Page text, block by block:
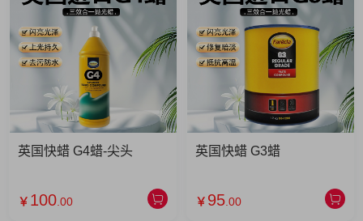
英国快蜡 G4蜡-尖头
￥ 100 .00
英国快蜡 G3蜡
￥ 95 .00